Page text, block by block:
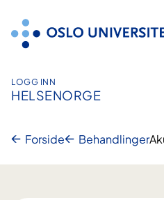
innhold
LOGG INN
HELSENORGE
Forside Behandlinger